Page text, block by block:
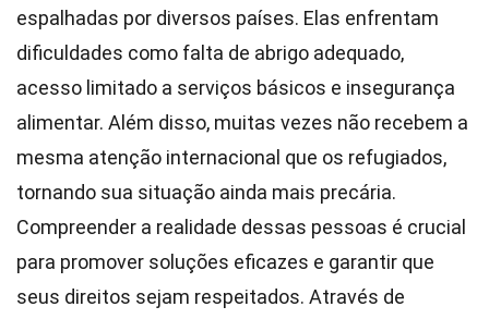
espalhadas por diversos países. Elas enfrentam
dificuldades como falta de abrigo adequado,
acesso limitado a serviços básicos e insegurança
alimentar. Além disso, muitas vezes não recebem a
mesma atenção internacional que os refugiados,
tornando sua situação ainda mais precária.
Compreender a realidade dessas pessoas é crucial
para promover soluções eficazes e garantir que
seus direitos sejam respeitados. Através de